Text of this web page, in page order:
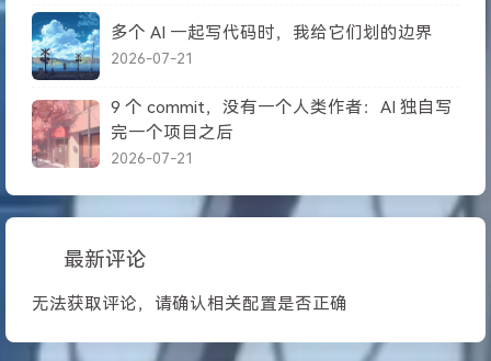
多个 AI 一起写代码时，我给它们划的边界
2026-07-21
9 个 commit，没有一个人类作者：AI 独自写
完一个项目之后
2026-07-21
最新评论
无法获取评论，请确认相关配置是否正确